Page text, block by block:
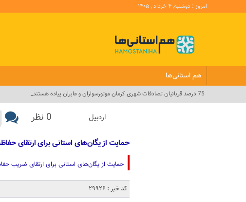
امروز : دوشنبه, ۴ خرداد , ۱۴۰۵
هم استانی‌ها
75 درصد قربانیان تصادفات شهری کرمان موتورسواران و عابران پیاده هستند_
اردبیل 0 نظر
حمایت از یگان‌های استانی برای ارتقای
حمایت از یگان‌های استانی برای ارتقای ضریب
کد خبر : 29926